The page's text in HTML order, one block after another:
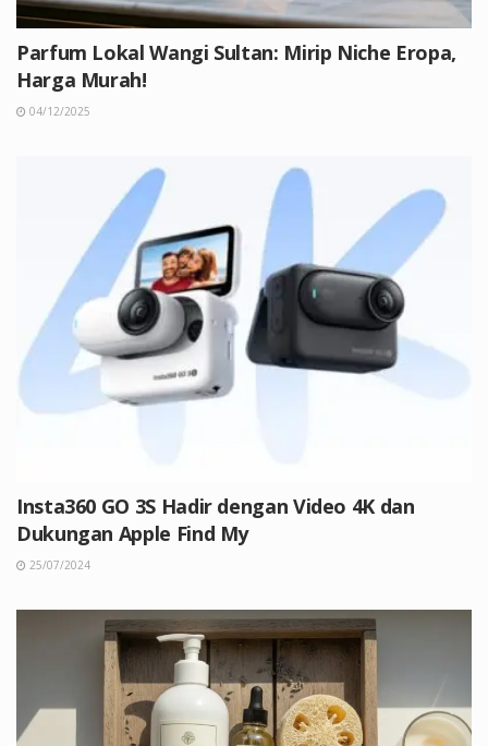
Parfum Lokal Wangi Sultan: Mirip Niche Eropa,
Harga Murah!
04/12/2025
Insta360 GO 3S Hadir dengan Video 4K dan
Dukungan Apple Find My
25/07/2024